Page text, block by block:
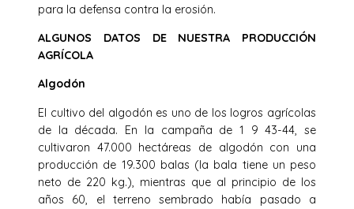
para la defensa contra la erosión.
ALGUNOS DATOS DE NUESTRA PRODUCCIÓN
AGRÍCOLA
Algodón
El cultivo del algodón es uno de los logros agrícolas
de la década. En la campaña de 1 9 43-44, se
cultivaron 47.000 hectáreas de algodón con una
producción de 19.300 balas (la bala tiene un peso
neto de 220 kg.), mientras que al principio de los
años 60, el terreno sembrado había pasado a